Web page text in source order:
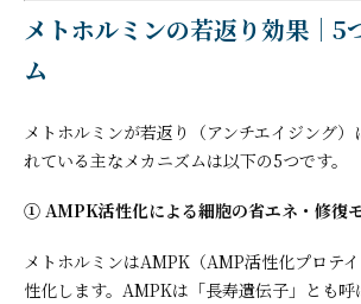
メトホルミンの若返り効果｜5
ム
メトホルミンが若返り（アンチエイジング
れている主なメカニズムは以下の5つです。
① AMPK活性化による細胞の省エネ・修復
メトホルミンはAMPK（AMP活性化プロテ
性化します。AMPKは「長寿遺伝子」とも